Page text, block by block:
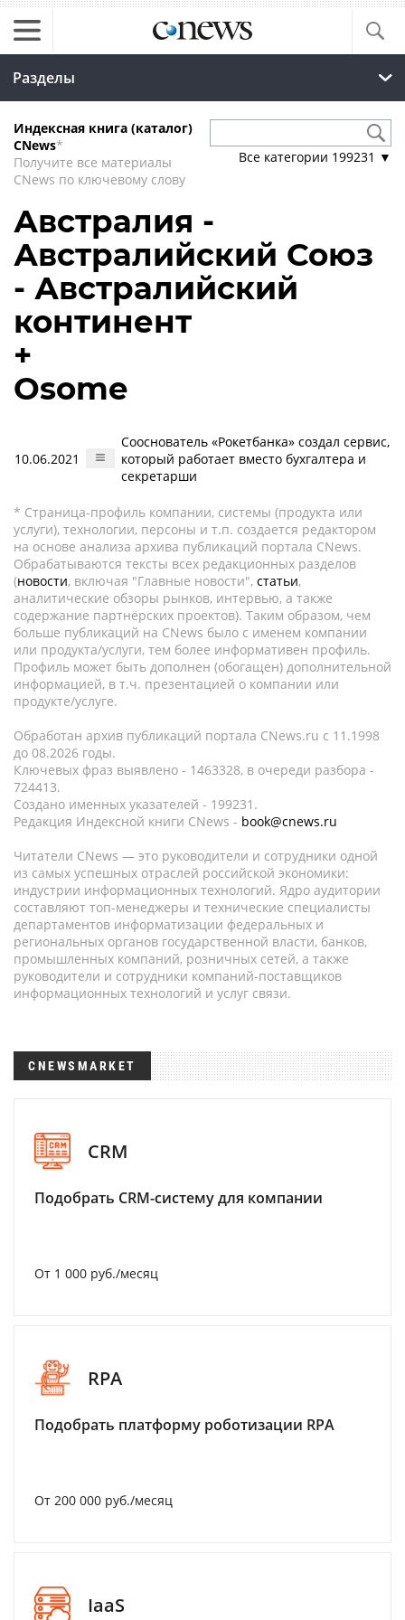
Разделы
Индексная книга (каталог)
CNews*
Получите все материалы
CNews по ключевому слову
Все категории 199231 ▼
Австралия -
Австралийский Союз
- Австралийский
континент
+
Osome
10.06.2021
Сооснователь «Рокетбанка» создал сервис,
который работает вместо бухгалтера и
секретарши
* Страница-профиль компании, системы (продукта или
услуги), технологии, персоны и т.п. создается редактором
на основе анализа архива публикаций портала CNews.
Обрабатываются тексты всех редакционных разделов
(новости, включая "Главные новости", статьи,
аналитические обзоры рынков, интервью, а также
содержание партнёрских проектов). Таким образом, чем
больше публикаций на CNews было с именем компании
или продукта/услуги, тем более информативен профиль.
Профиль может быть дополнен (обогащен) дополнительной
информацией, в т.ч. презентацией о компании или
продукте/услуге.
Обработан архив публикаций портала CNews.ru c 11.1998
до 08.2026 годы.
Ключевых фраз выявлено - 1463328, в очереди разбора -
724413.
Создано именных указателей - 199231.
Редакция Индексной книги CNews - book@cnews.ru
Читатели CNews — это руководители и сотрудники одной
из самых успешных отраслей российской экономики:
индустрии информационных технологий. Ядро аудитории
составляют топ-менеджеры и технические специалисты
департаментов информатизации федеральных и
региональных органов государственной власти, банков,
промышленных компаний, розничных сетей, а также
руководители и сотрудники компаний-поставщиков
информационных технологий и услуг связи.
CNEWSMARKET
CRM
Подобрать CRM-систему для компании
От 1 000 руб./месяц
RPA
Подобрать платформу роботизации RPA
От 200 000 руб./месяц
IaaS